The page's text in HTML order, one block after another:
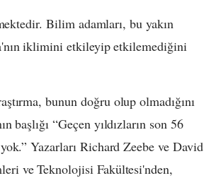
Bilim adamları, bu yakın
iklimini etkileyip etkilemediğini
bunun doğru olup olmadığını
başlığı “Geçen yıldızların son 56
Yazarları Richard Zeebe ve David
ve Teknolojisi Fakültesi'nden,